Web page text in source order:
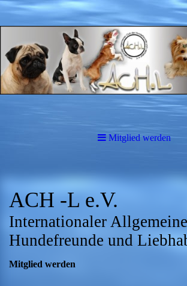
Mitglied werden
ACH -L e.V.
Internationaler
Hundefreunde und
Mitglied werden